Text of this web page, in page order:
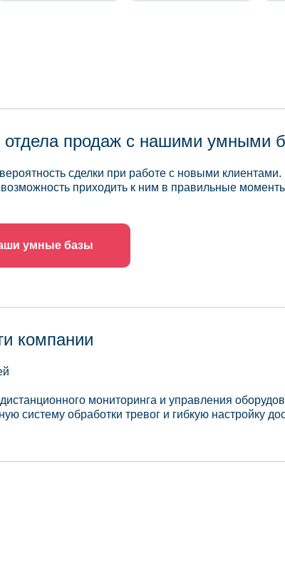
отдела продаж с нашими умными
сделки при работе с новыми
приходить к ним в правильные
умные базы
компании
мониторинга и управления
систему обработки тревог и гибкую настройку